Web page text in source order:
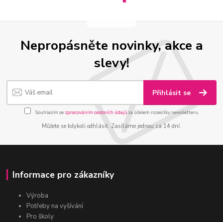
Nepropásněte novinky, akce a
slevy!
Přihlásit se
Souhlasím se zpracováním osobních údajůza účelem rozesílky newsletteru.
Můžete se kdykoli odhlásit. Zasíláme jednou za 14 dní.
Informace pro zákazníky
Výroba
Potřeby na vyšívání
Pro školy